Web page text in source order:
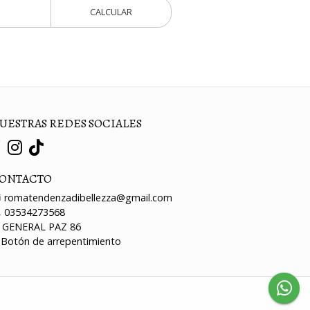
CALCULAR
REDES SOCIALES
romatendenzadibellezza@gmail.com
03534273568
GENERAL PAZ 86
de arrepentimiento